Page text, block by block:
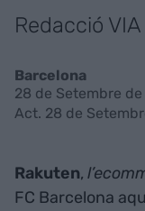
Redacció
Barcelona
28 de Setembre
Act. 28 de
Rakuten,
FC Barcelona